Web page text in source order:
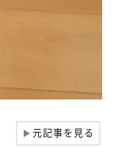
▶元記事を見る